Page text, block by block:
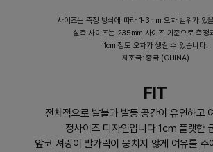
사이즈는 측정 방식에 따라 1-3mm 오차 범위가 있
실측 사이즈는 235mm 사이즈 기준으로 측정
1cm 정도 오차가 생길 수 있습니다.
제조국: 중국 (CHINA)
FIT
전체적으로 발볼과 발등 공간이 유연하고
정사이즈 디자인입니다 1cm 플랫한
앞코 셔링이 발가락이 뭉치지 않게 여유를 주